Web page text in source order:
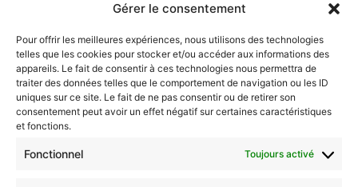
Gérer le consentement
Pour offrir les meilleures expériences, nous utilisons des technologies
telles que les cookies pour stocker et/ou accéder aux informations des
appareils. Le fait de consentir à ces technologies nous permettra de
traiter des données telles que le comportement de navigation ou les ID
uniques sur ce site. Le fait de ne pas consentir ou de retirer son
consentement peut avoir un effet négatif sur certaines caractéristiques
et fonctions.
Fonctionnel Toujours activé
Newsletter gratuite
Choisissez : matin, soir ou hebdo ?